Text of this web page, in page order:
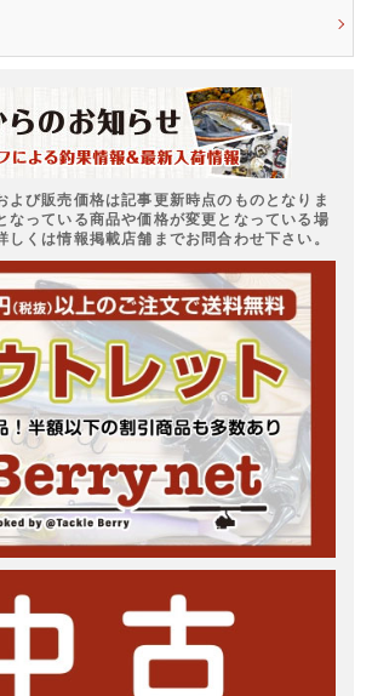
び販売価格は記事更新時点のものとなりま
なっている商品や価格が変更となっている場
しくは情報掲載店舗までお問合わせ下さい。